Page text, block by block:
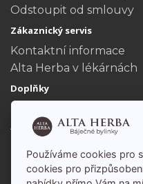
Odstoupit od smlouvy
Zákaznický servis
Kontaktní informace
Alta Herba v lékárnách
Doplňky
Dárkové poukazy
Akční nabídka
Můj účet
Používáme cookies pro
cookies pro